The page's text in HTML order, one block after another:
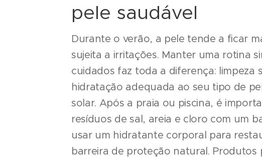
pele saudável
Durante o verão, a pele tende a ficar
sujeita a irritações. Manter uma rotina
cuidados faz toda a diferença: limpeza
hidratação adequada ao seu tipo de
solar. Após a praia ou piscina, é
resíduos de sal, areia e cloro com um
usar um hidratante corporal para
barreira de proteção natural. Produtos